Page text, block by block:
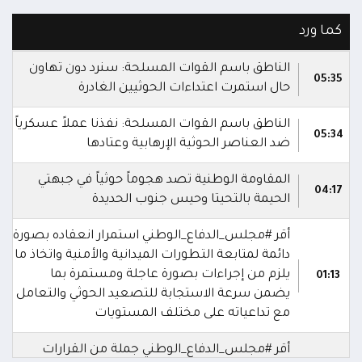
كما ورد
05:35
الناطق باسم القوات المسلحة: سنرد دون تهاون
حال استمرت اعتداءات الحوثيين الغادرة
05:34
الناطق باسم القوات المسلحة: نفذنا عملاً عسكرياً
ضد العناصر الحوثية الإرهابية وعتادها
04:17
المقاومة الوطنية تصد هجوماً حوثياً في جبهتي
الحيمة بالتحيتا وحيس جنوب الحديدة
01:13
أقر #مجلس_الدفاع_الوطني استمرار انعقاده بصورة
دائمة لمتابعة التطورات الميدانية والأمنية واتخاذ ما
يلزم من إجراءات بصورة عاجلة ومستمرة بما
يضمن سرعة الاستجابة للتصعيد الحوثي والتعامل
مع تداعياته على مختلف المستويات
أقر #مجلس_الدفاع_الوطني جملة من القرارات